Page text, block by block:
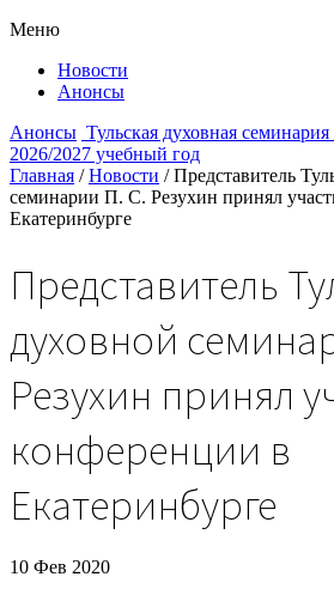
Меню
Новости
Анонсы
Анонсы Тульская духовная
2026/2027 учебный год
Главная / Новости / Представитель
семинарии П. С. Резухин принял
Екатеринбурге
Представитель
духовной
Резухин принял
конференции в
Екатеринбурге
10 Фев 2020